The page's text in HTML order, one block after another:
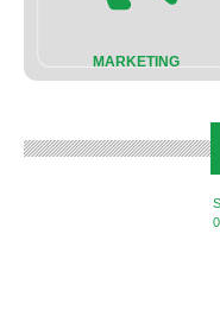
MARKETING